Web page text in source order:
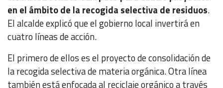
en el ámbito de la recogida selectiva de residuos.
El alcalde explicó que el gobierno local invertirá en
cuatro líneas de acción.
El primero de ellos es el proyecto de consolidación de
la recogida selectiva de materia orgánica. Otra línea
también está enfocada al reciclaje orgánico a través